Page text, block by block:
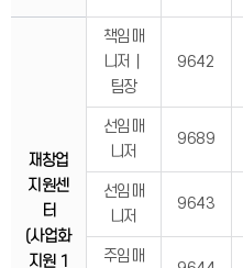
재창업
지원센
터
(사업화
지원 1
책임매
니저｜
팀장
9642
선임매
니저
9689
선임매
니저
9643
주임매